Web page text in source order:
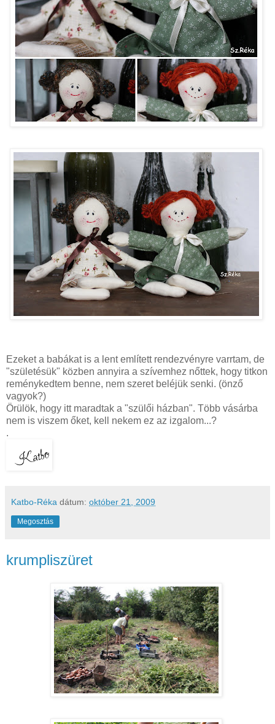
Ezeket a babákat is a lent említett rendezvényre varrtam, de
"születésük" közben annyira a szívemhez nőttek, hogy titkon
reménykedtem benne, nem szeret beléjük senki. (önző
vagyok?)
Örülök, hogy itt maradtak a "szülői házban". Több vásárba
nem is viszem őket, kell nekem ez az izgalom...?
.
Katbo-Réka dátum: október 21, 2009
Megosztás
krumpliszüret